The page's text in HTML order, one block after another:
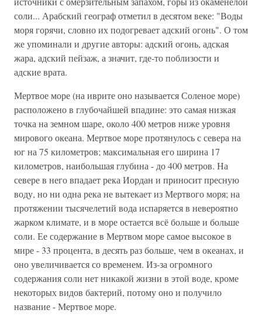
соли... Арабский географ отметил в десятом веке: "Воды
моря горячи, словно их подогревает адский огонь". О том
же упоминали и другие авторы: адский огонь, адская
жара, адский пейзаж, а значит, где-то поблизости и
адские врата.
Мертвое море (на иврите оно называется Соленое море)
расположено в глубочайшей впадине: это самая низкая
точка на земном шаре, около 400 метров ниже уровня
мирового океана. Мертвое море протянулось с севера на
юг на 75 километров; максимальная его ширина 17
километров, наибольшая глубина - до 400 метров. На
севере в него впадает река Иордан и приносит пресную
воду, но ни одна река не вытекает из Мертвого моря; на
протяжении тысячелетий вода испаряется в невероятно
жарком климате, и в море остается всё больше и больше
соли. Ее содержание в Мертвом море самое высокое в
мире - 33 процента, в десять раз больше, чем в океанах, и
оно увеличивается со временем. Из-за огромного
содержания соли нет никакой жизни в этой воде, кроме
некоторых видов бактерий, потому оно и получило
название - Мертвое море.